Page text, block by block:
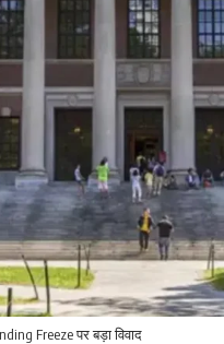
Freeze पर बड़ा विवाद